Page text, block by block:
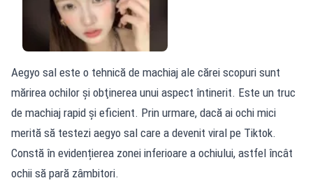
Aegyo sal este o tehnică de machiaj ale cărei scopuri sunt
mărirea ochilor şi obţinerea unui aspect întinerit. Este un truc
de machiaj rapid și eficient. Prin urmare, dacă ai ochi mici
merită să testezi aegyo sal care a devenit viral pe Tiktok.
Constă în evidențierea zonei inferioare a ochiului, astfel încât
ochii să pară zâmbitori.